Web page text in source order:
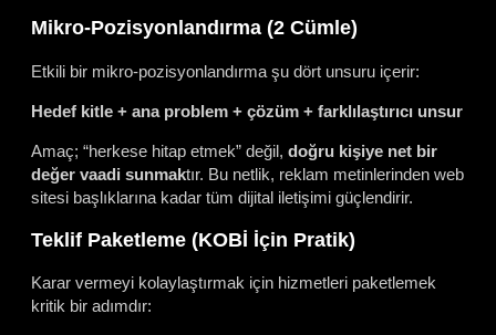
Mikro-Pozisyonlandırma (2 Cümle)
Etkili bir mikro-pozisyonlandırma şu dört unsuru içerir:
Hedef kitle + ana problem + çözüm + farklılaştırıcı unsur
Amaç; “herkese hitap etmek” değil, doğru kişiye net bir
değer vaadi sunmaktır. Bu netlik, reklam metinlerinden web
sitesi başlıklarına kadar tüm dijital iletişimi güçlendirir.
Teklif Paketleme (KOBİ İçin Pratik)
Karar vermeyi kolaylaştırmak için hizmetleri paketlemek
kritik bir adımdır: